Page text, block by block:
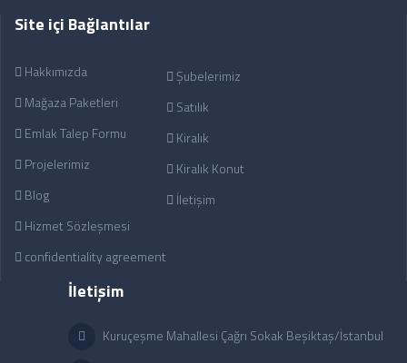
Site içi Bağlantılar
Hakkımızda
Mağaza Paketleri
Emlak Talep Formu
Projelerimiz
Blog
Hizmet Sözleşmesi
confidentiality agreement
Şubelerimiz
Satılık
Kiralık
Kiralık Konut
İletişim
İletişim
Kuruçeşme Mahallesi Çağrı Sokak Beşiktaş/İstanbul